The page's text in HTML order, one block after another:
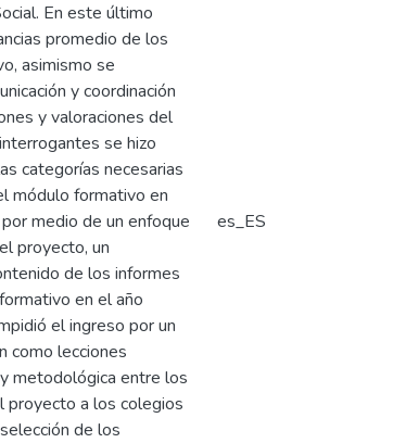
En este último
promedio de los
asimismo se
y coordinación
y valoraciones del
se hizo
categorías necesarias
módulo formativo en
medio de un enfoque
proyecto, un
de los informes
en el año
el ingreso por un
como lecciones
metodológica entre los
proyecto a los colegios
de los
es_ES